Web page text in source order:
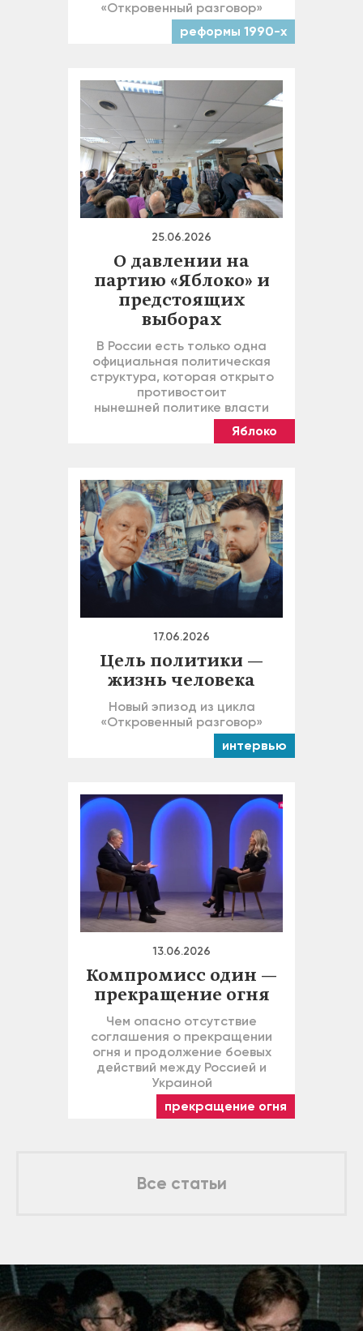
«Откровенный разговор»
реформы 1990-х
25.06.2026
О давлении на
партию «Яблоко» и
предстоящих
выборах
В России есть только одна
официальная политическая
структура, которая открыто
противостоит
нынешней политике власти
Яблоко
17.06.2026
Цель политики —
жизнь человека
Новый эпизод из цикла
«Откровенный разговор»
интервью
13.06.2026
Компромисс один —
прекращение огня
Чем опасно отсутствие
соглашения о прекращении
огня и продолжение боевых
действий между Россией и
Украиной
прекращение огня
Все статьи